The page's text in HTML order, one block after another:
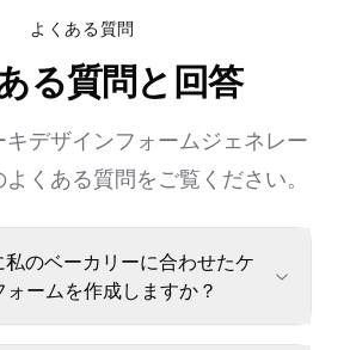
よくある質問
る質問と回答
キデザインフォームジェネレー
くある質問をご覧ください。
のベーカリーに合わせたケ
ームを作成しますか？